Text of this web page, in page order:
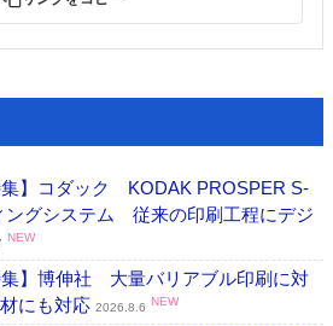
集】コダック KODAK PROSPER S-
ングシステム 従来の印刷工程にデジ
NEW
集】博伸社 大量バリアブル印刷に対
にも対応 2026.8.6 NEW